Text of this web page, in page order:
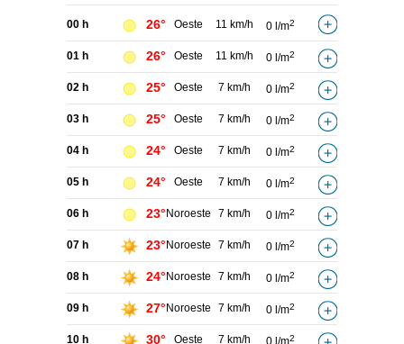
00 h 26° Oeste 11 km/h 0 l/m2
01 h 26° Oeste 11 km/h 0 l/m2
02 h 25° Oeste 7 km/h 0 l/m2
03 h 25° Oeste 7 km/h 0 l/m2
04 h 24° Oeste 7 km/h 0 l/m2
05 h 24° Oeste 7 km/h 0 l/m2
06 h 23° Noroeste 7 km/h 0 l/m2
07 h 23° Noroeste 7 km/h 0 l/m2
08 h 24° Noroeste 7 km/h 0 l/m2
09 h 27° Noroeste 7 km/h 0 l/m2
10 h 30° Oeste 7 km/h 2